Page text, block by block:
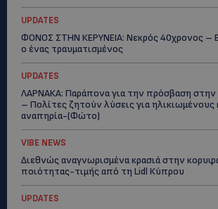
UPDATES
ΦΟΝΟΣ ΣΤΗΝ ΚΕΡΥΝΕΙΑ: Νεκρός 40χρονος –
ο ένας τραυματισμένος
UPDATES
ΛΑΡΝΑΚΑ: Παράπονα για την πρόσβαση
– Πολίτες ζητούν λύσεις για ηλικιωμένους
αναπηρία-(Φώτο)
VIBE NEWS
Διεθνώς αναγνωρισμένα κρασιά στην
ποιότητας-τιμής από τη Lidl Κύπρου
UPDATES